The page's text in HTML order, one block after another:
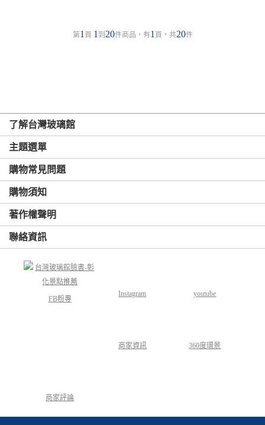
第1 頁 1 到 20件商品，有1 頁，共20件
了解台灣玻璃館
主題選單
購物常見問題
購物須知
著作權聲明
聯絡資訊
FB粉專
Instagram youtube
商家資訊 360度環景
商家評論